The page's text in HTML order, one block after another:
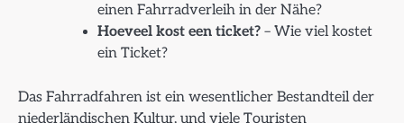
einen Fahrradverleih in der Nähe?
Hoeveel kost een ticket? – Wie viel kostet
ein Ticket?
Das Fahrradfahren ist ein wesentlicher Bestandteil der
niederländischen Kultur, und viele Touristen